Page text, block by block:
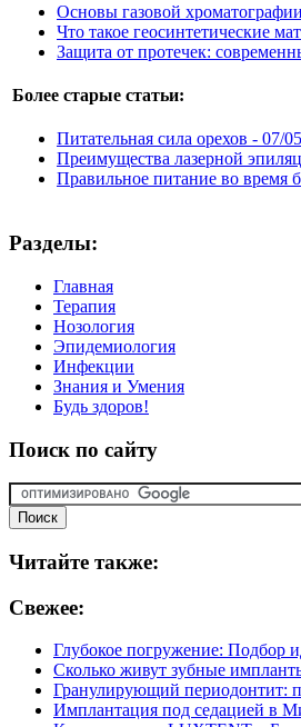
Основы газовой
Что такое геосинтетические
Защита от протечек:
Более старые статьи:
Питательная сила орехов - 07/
Преимущества лазерной
Правильное питание во время
Разделы:
Главная
Терапия
Нозология
Эпидемиология
Инфекции
Знания и Умения
Будь здоров!
Поиск по сайту
Читайте также:
Свежее:
Глубокое погружение: Подбор
Сколько живут зубные
Гранулирующий периодонтит:
Имплантация под седацией в